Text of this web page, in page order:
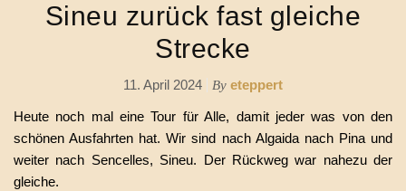
Sineu zurück fast gleiche
Strecke
11. April 2024 By eteppert
Heute noch mal eine Tour für Alle, damit jeder was von den
schönen Ausfahrten hat. Wir sind nach Algaida nach Pina und
weiter nach Sencelles, Sineu. Der Rückweg war nahezu der
gleiche.